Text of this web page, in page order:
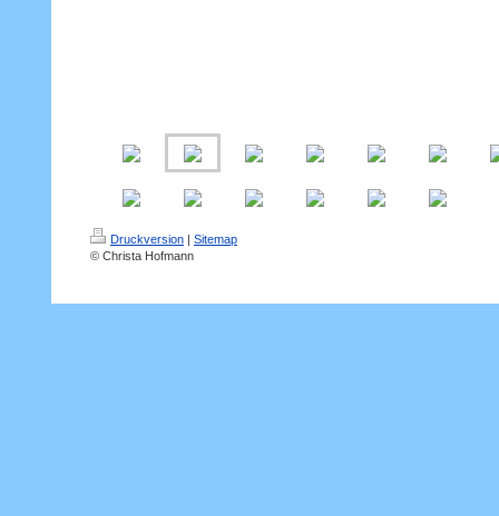
Druckversion | Sitemap
© Christa Hofmann